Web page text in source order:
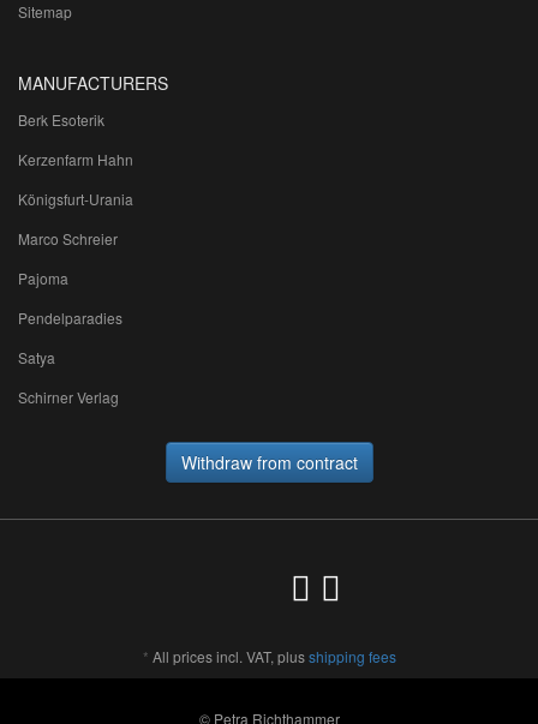
Sitemap
MANUFACTURERS
Berk Esoterik
Kerzenfarm Hahn
Königsfurt-Urania
Marco Schreier
Pajoma
Pendelparadies
Satya
Schirner Verlag
Withdraw from contract
* All prices incl. VAT, plusshipping fees
© Petra Richthammer